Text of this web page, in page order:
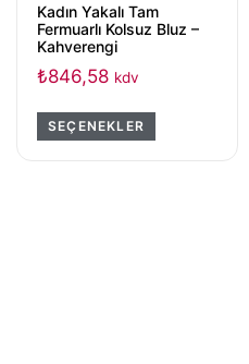
Kadın Yakalı Tam
Fermuarlı Kolsuz Bluz –
Kahverengi
₺846,58 kdv
SEÇENEKLER